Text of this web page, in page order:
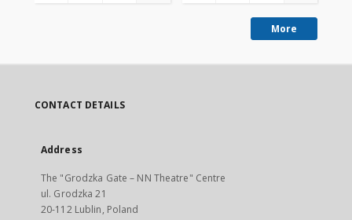
More
CONTACT DETAILS
Address
The "Grodzka Gate – NN Theatre" Centre
ul. Grodzka 21
20-112 Lublin, Poland